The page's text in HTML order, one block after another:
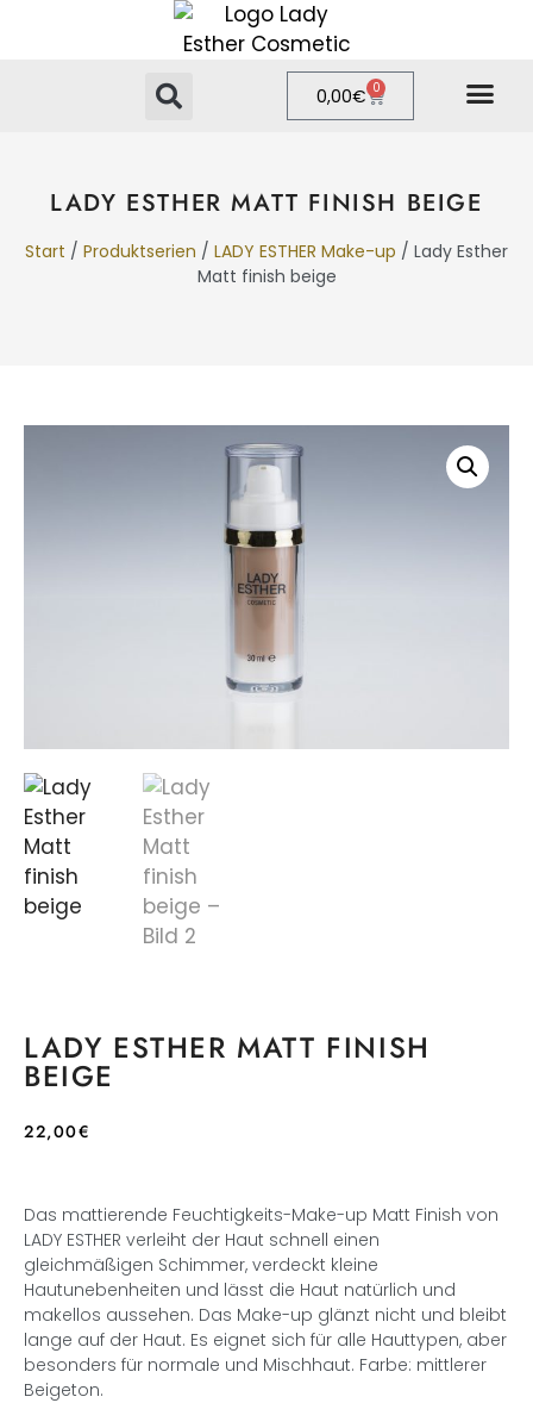
0,00€ 0
LADY ESTHER MATT FINISH BEIGE
Start / Produktserien / LADY ESTHER Make-up / Lady Esther
Matt finish beige
LADY ESTHER MATT FINISH
BEIGE
22,00€
Das mattierende Feuchtigkeits-Make-up Matt Finish von
LADY ESTHER verleiht der Haut schnell einen
gleichmäßigen Schimmer, verdeckt kleine
Hautunebenheiten und lässt die Haut natürlich und
makellos aussehen. Das Make-up glänzt nicht und bleibt
lange auf der Haut. Es eignet sich für alle Hauttypen, aber
besonders für normale und Mischhaut. Farbe: mittlerer
Beigeton.